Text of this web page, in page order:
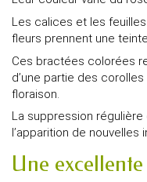
Les calices et les
fleurs prennent une
Ces bractées colorées
d’une partie des
floraison.
La suppression
l’apparition de
Une